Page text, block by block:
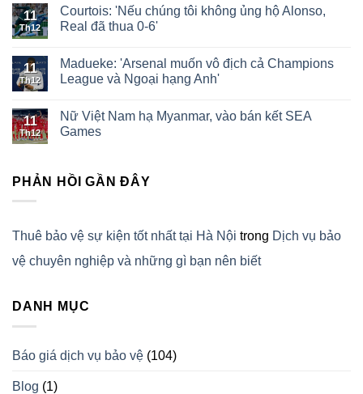
11
Th12
Courtois: 'Nếu chúng tôi không ủng hộ Alonso,
Real đã thua 0-6'
11
Th12
Madueke: 'Arsenal muốn vô địch cả Champions
League và Ngoại hạng Anh'
11
Th12
Nữ Việt Nam hạ Myanmar, vào bán kết SEA
Games
PHẢN HỒI GẦN ĐÂY
Thuê bảo vệ sự kiện tốt nhất tại Hà Nội trong Dịch vụ bảo
vệ chuyên nghiệp và những gì bạn nên biết
DANH MỤC
Báo giá dịch vụ bảo vệ (104)
Blog (1)